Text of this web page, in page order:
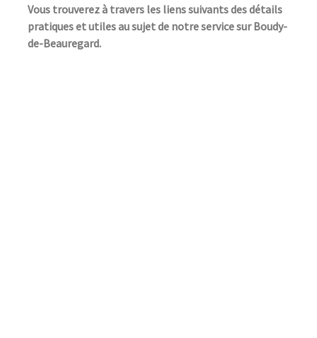
Vous trouverez à travers les liens suivants des détails
pratiques et utiles au sujet de notre service sur Boudy-
de-Beauregard.